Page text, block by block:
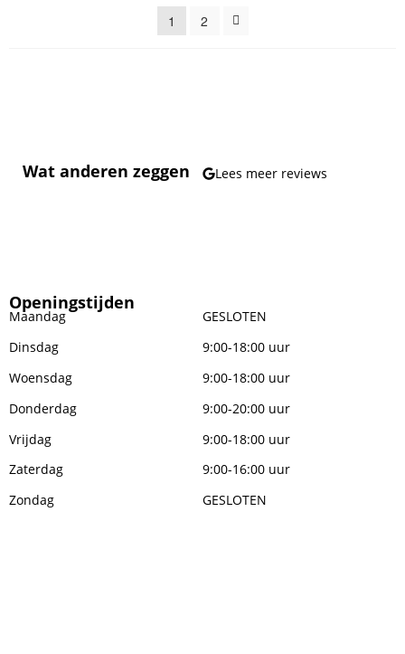
1 2
Wat anderen zeggen Lees meer reviews
Openingstijden
Maandag
GESLOTEN
Dinsdag
9:00-18:00 uur
Woensdag
9:00-18:00 uur
Donderdag
9:00-20:00 uur
Vrijdag
9:00-18:00 uur
Zaterdag
9:00-16:00 uur
Zondag
GESLOTEN